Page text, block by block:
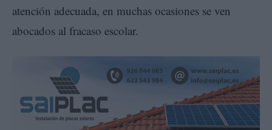
atención adecuada, en muchas ocasiones se ven
abocados al fracaso escolar.